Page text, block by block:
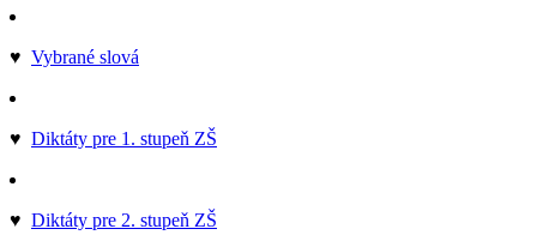
♥ Vybrané slová
♥ Diktáty pre 1. stupeň ZŠ
♥ Diktáty pre 2. stupeň ZŠ